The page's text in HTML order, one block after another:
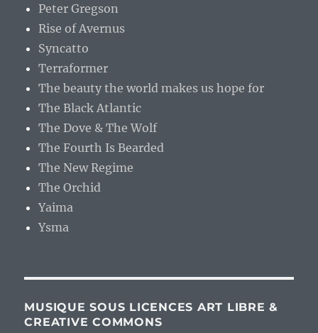
Peter Gregson
Rise of Avernus
Syncatto
Terraformer
The beauty the world makes us hope for
The Black Atlantic
The Dove & The Wolf
The Fourth Is Bearded
The New Regime
The Orchid
Yaima
Ysma
MUSIQUE SOUS LICENCES ART LIBRE &
CREATIVE COMMONS